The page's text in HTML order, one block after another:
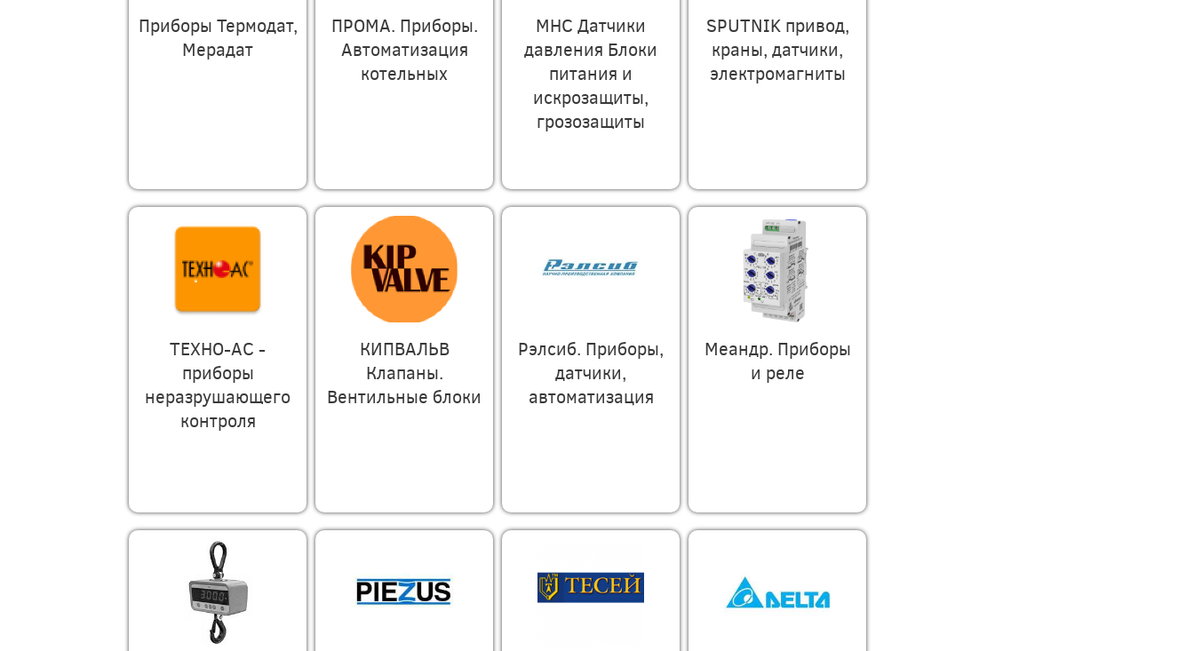
Приборы Термодат,
Мерадат
ПРОМА. Приборы.
Автоматизация
котельных
МНС Датчики
давления Блоки
питания и
искрозащиты,
грозозащиты
SPUTNIK привод,
краны, датчики,
электромагниты
ТЕХНО-АС -
приборы
неразрушающего
контроля
КИПВАЛЬВ
Клапаны.
Вентильные блоки
Рэлсиб. Приборы,
датчики,
автоматизация
Меандр. Приборы
и реле